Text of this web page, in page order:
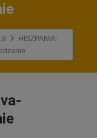
HISZPANIA-